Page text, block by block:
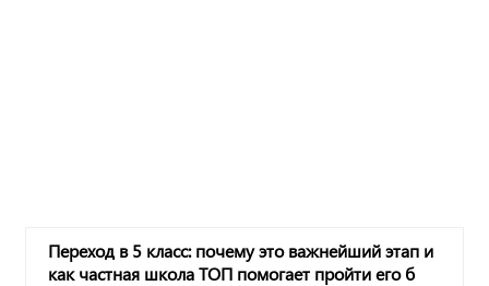
Переход в 5 класс: почему это важнейший этап и
как частная школа ТОП помогает пройти его б